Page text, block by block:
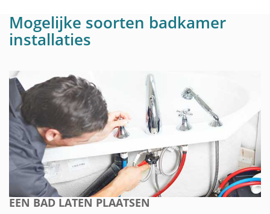
Mogelijke soorten badkamer
installaties
EEN BAD LATEN PLAATSEN